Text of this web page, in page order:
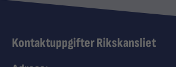
Kontaktuppgifter Rikskansliet